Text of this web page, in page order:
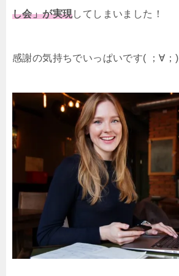
し会」が実現してしまいました！
感謝の気持ちでいっぱいです( ；∀；)